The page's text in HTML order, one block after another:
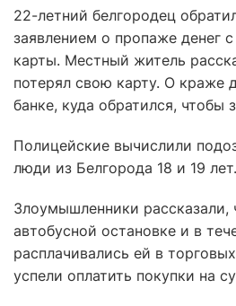
22-летний белгородец
заявлением о пропаже денег
карты. Местный житель
потерял свою карту. О краже
банке, куда обратился, чтобы
Полицейские вычислили
люди из Белгорода 18 и 19 лет.
Злоумышленники рассказали,
автобусной остановке и в
расплачивались ей в
успели оплатить покупки на